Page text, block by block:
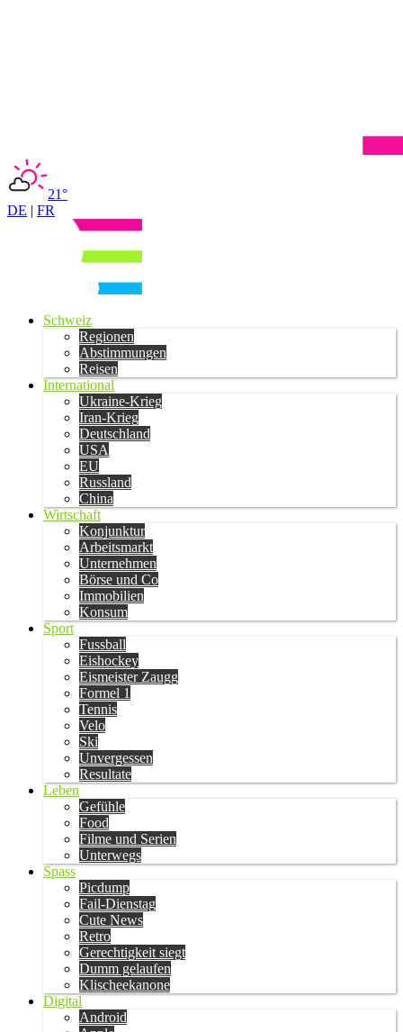
21°
DE | FR
Schweiz
Regionen
Abstimmungen
Reisen
International
Ukraine-Krieg
Iran-Krieg
Deutschland
USA
EU
Russland
China
Wirtschaft
Konjunktur
Arbeitsmarkt
Unternehmen
Börse und Co
Immobilien
Konsum
Sport
Fussball
Eishockey
Eismeister Zaugg
Formel 1
Tennis
Velo
Ski
Unvergessen
Resultate
Leben
Gefühle
Food
Filme und Serien
Unterwegs
Spass
Picdump
Fail-Dienstag
Cute News
Retro
Gerechtigkeit siegt
Dumm gelaufen
Klischeekanone
Digital
Android